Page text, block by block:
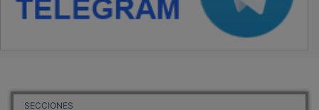
SECCIONES